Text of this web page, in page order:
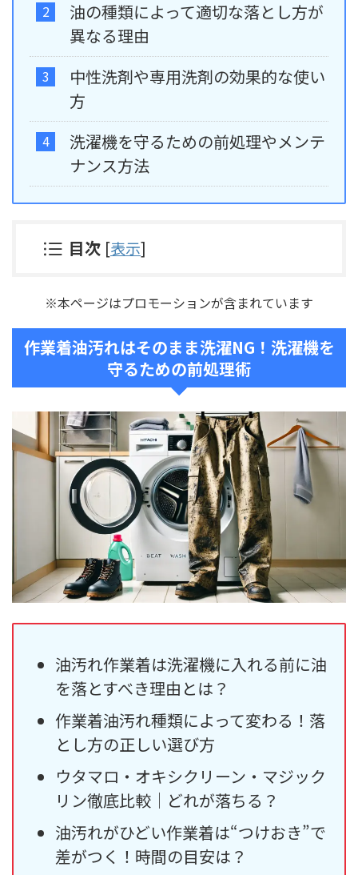
油の種類によって適切な落とし方が
異なる理由
中性洗剤や専用洗剤の効果的な使い
方
洗濯機を守るための前処理やメンテ
ナンス方法
目次 [表示]
※本ページはプロモーションが含まれています
作業着油汚れはそのまま洗濯NG！洗濯機を
守るための前処理術
油汚れ作業着は洗濯機に入れる前に油
を落とすべき理由とは？
作業着油汚れ種類によって変わる！落
とし方の正しい選び方
ウタマロ・オキシクリーン・マジック
リン徹底比較｜どれが落ちる？
油汚れがひどい作業着は“つけおき”で
差がつく！時間の目安は？